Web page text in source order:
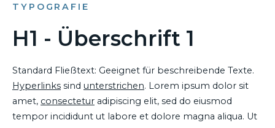
TYPOGRAFIE
H1 - Überschrift 1
Standard Fließtext: Geeignet für beschreibende Texte.
Hyperlinks sind unterstrichen. Lorem ipsum dolor sit
amet, consectetur adipiscing elit, sed do eiusmod
tempor incididunt ut labore et dolore magna aliqua. Ut